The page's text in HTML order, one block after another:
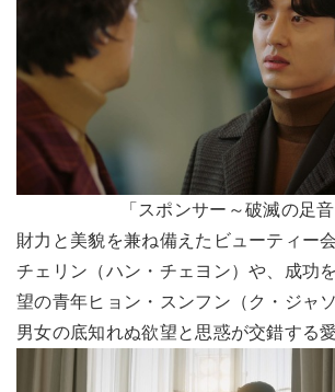
「スポンサー～破滅の足音
財力と美貌を兼ね備えたビューティー
チェリン（ハン・チェヨン）や、成功
望の青年ヒョン・スンフン（ク・ジャ
男女の底知れぬ欲望と思惑が交錯する愛